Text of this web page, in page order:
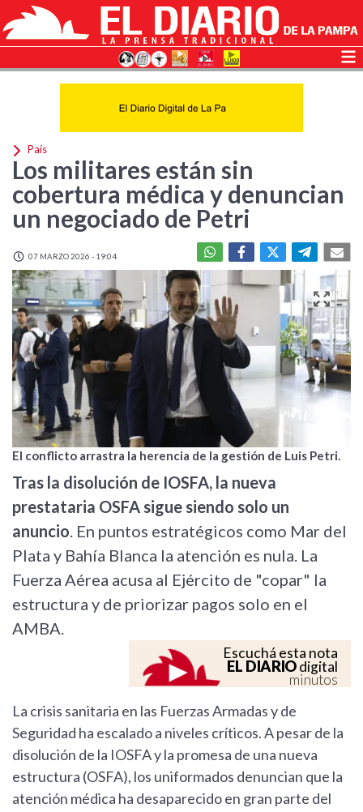
País
Los militares están sin
cobertura médica y denuncian
un negociado de Petri
07 MARZO 2026 - 19:04
El conflicto arrastra la herencia de la gestión de Luis Petri.
Tras la disolución de IOSFA, la nueva
prestataria OSFA sigue siendo solo un
anuncio. En puntos estratégicos como Mar del
Plata y Bahía Blanca la atención es nula. La
Fuerza Aérea acusa al Ejército de "copar" la
estructura y de priorizar pagos solo en el
AMBA.
Escuchá esta nota
EL DIARIOdigital
minutos
La crisis sanitaria en las Fuerzas Armadas y de
Seguridad ha escalado a niveles críticos. A pesar de la
disolución de la IOSFA y la promesa de una nueva
estructura (OSFA), los uniformados denuncian que la
atención médica ha desaparecido en gran parte del